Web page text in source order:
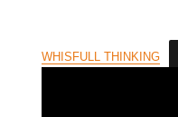
WHISFULL THINKING